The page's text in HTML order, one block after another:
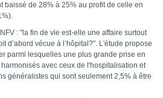
baissé de 28% à 25% au profit de celle en
: "la fin de vie est-elle une affaire surtout
d’abord vécue à l’hôpital?". L'étude propose
parmi lesquelles une plus grande prise en
avec ceux de l'hospitalisation et
généralistes qui sont seulement 2,5% à être